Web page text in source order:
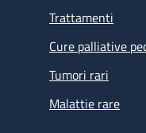
Trattamenti
Cure palliative
Tumori rari
Malattie rare